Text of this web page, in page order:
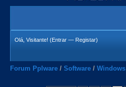
Olá, Visitante! (Entrar — Registar)
Forum Pplware / Software / Windows